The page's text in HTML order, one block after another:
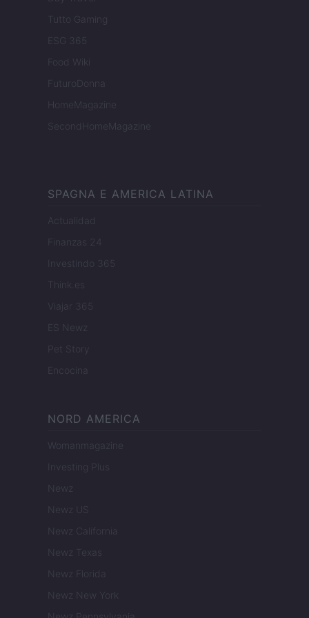
Tutto Gaming
ESG 365
Food Wiki
FuturoDonna
HomeMagazine
SecondHomeMagazine
SPAGNA E AMERICA LATINA
Actualidad
Finanzas 24
Investindo 365
Think.es
Viajar 365
ES Newz
Pet Story
Encocina
NORD AMERICA
Womanmagazine
Investing Plus
Newz
Newz US
Newz California
Newz Texas
Newz Florida
Newz New York